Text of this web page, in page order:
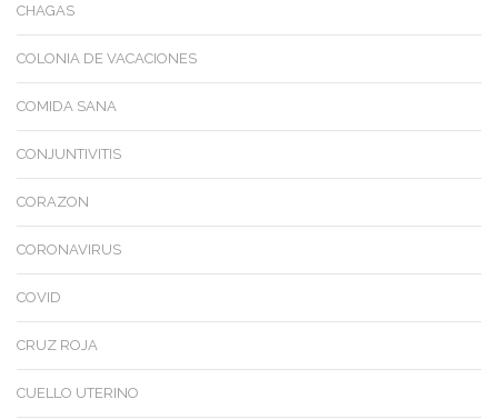
CHAGAS
COLONIA DE VACACIONES
COMIDA SANA
CONJUNTIVITIS
CORAZON
CORONAVIRUS
COVID
CRUZ ROJA
CUELLO UTERINO